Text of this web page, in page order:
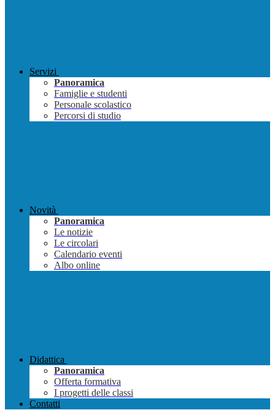
Servizi
Panoramica
Famiglie e studenti
Personale scolastico
Percorsi di studio
Novità
Panoramica
Le notizie
Le circolari
Calendario eventi
Albo online
Didattica
Panoramica
Offerta formativa
I progetti delle classi
Contatti